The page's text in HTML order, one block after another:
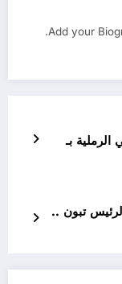
Add your
بـ
تبون ..